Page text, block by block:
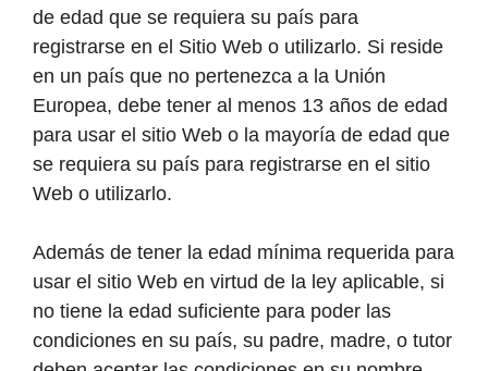
de edad que se requiera su país para
registrarse en el Sitio Web o utilizarlo. Si reside
en un país que no pertenezca a la Unión
Europea, debe tener al menos 13 años de edad
para usar el sitio Web o la mayoría de edad que
se requiera su país para registrarse en el sitio
Web o utilizarlo.
Además de tener la edad mínima requerida para
usar el sitio Web en virtud de la ley aplicable, si
no tiene la edad suficiente para poder las
condiciones en su país, su padre, madre, o tutor